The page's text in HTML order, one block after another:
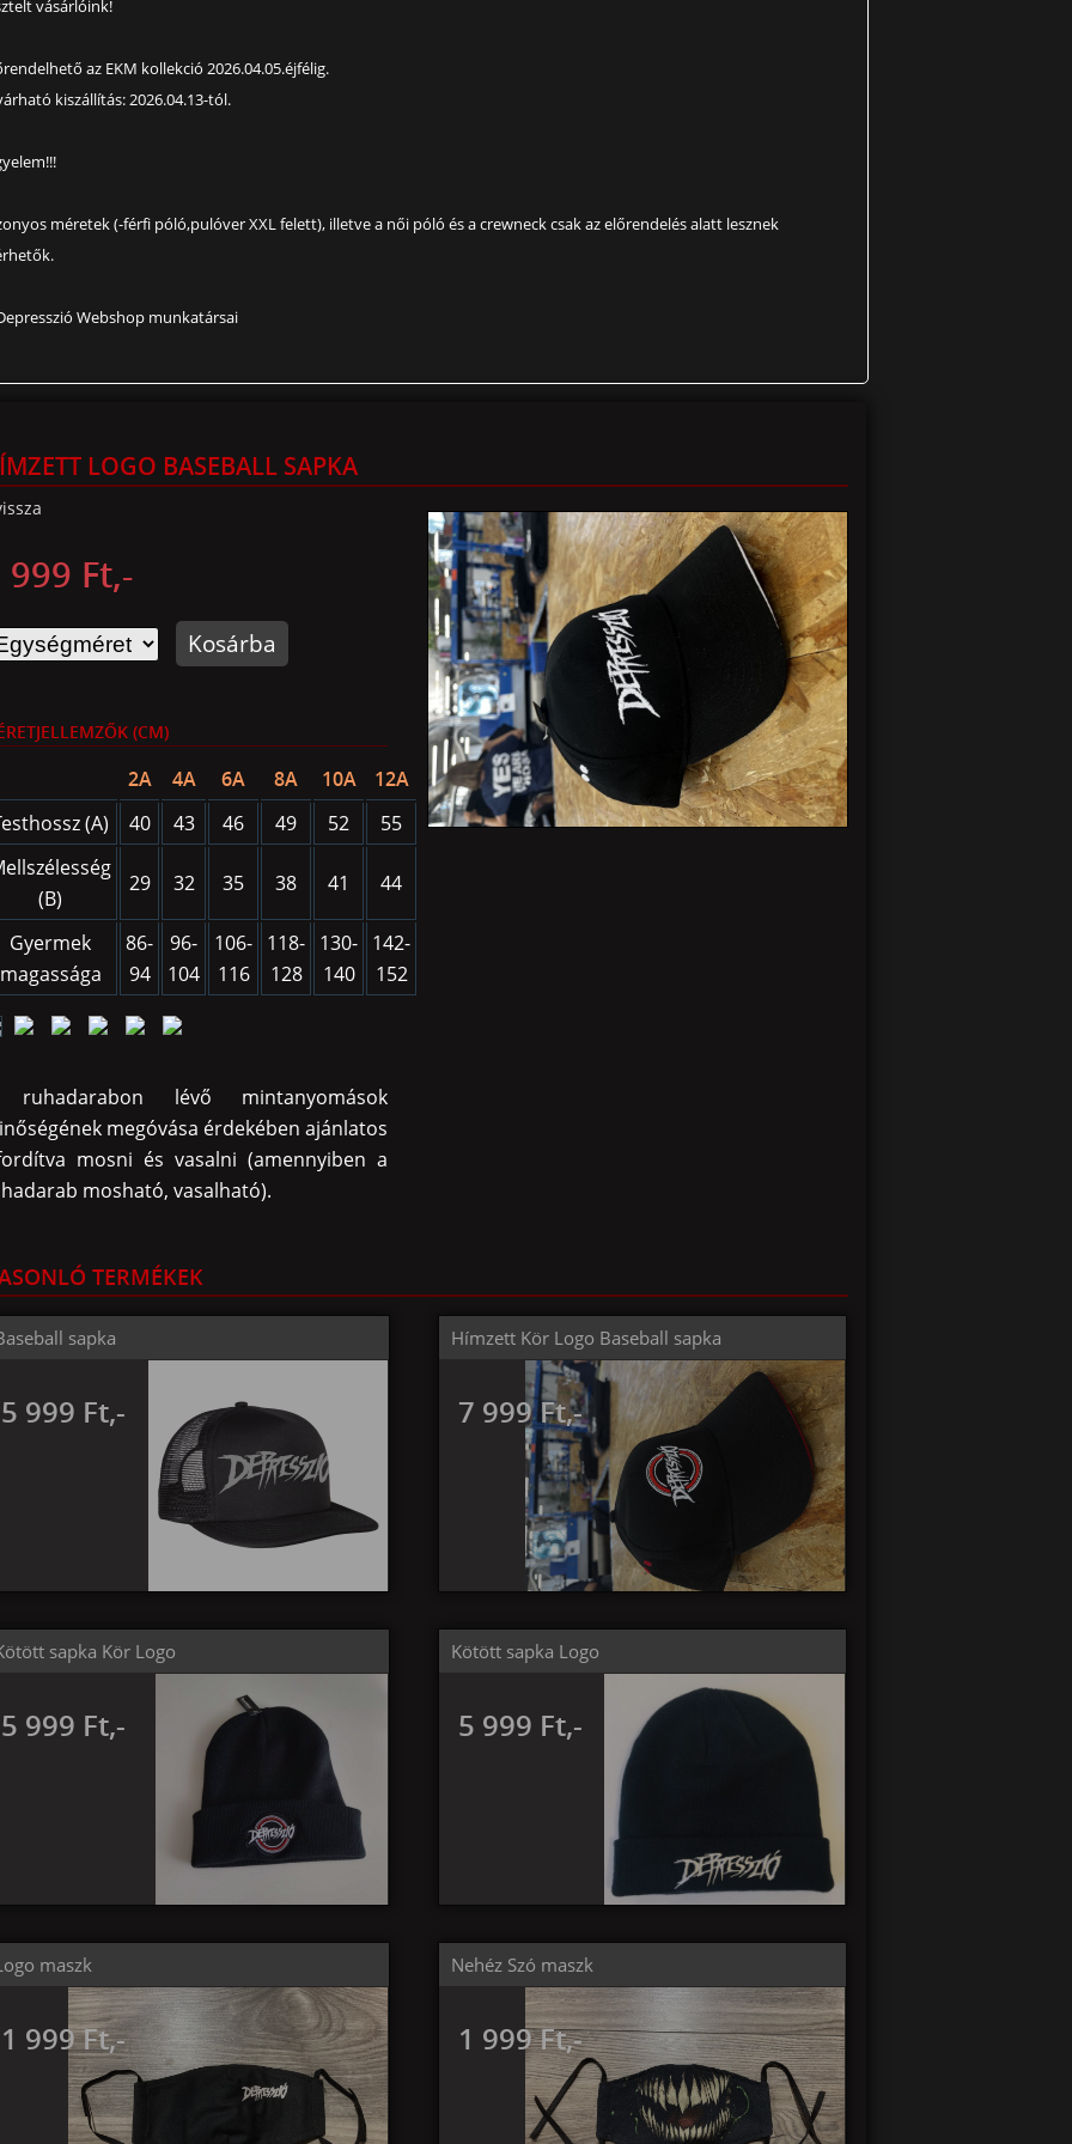
vásárlóink!
az EKM kollekció 2026.04.05.éjfélig.
kiszállítás: 2026.04.13-tól.
méretek (-férfi póló,pulóver XXL felett), illetve a női póló és a crewneck csak az előrendelés alatt lesznek
Webshop munkatársai
LOGO BASEBALL SAPKA
999 Ft,-
Kosárba
(CM)
2A 4A 6A 8A 10A
12A
(A)
40 43 46 49 52
55
(B)
29 32 35 38 41 44
Gyermek
magassága
86-
94
96-
104
106-
116
118-
128
130-
140
142-
152
ruhadarabon lévő mintanyomások
megóvása érdekében ajánlatos
mosni és vasalni (amennyiben a
mosható, vasalható).
TERMÉKEK
sapka
5 999 Ft,-
Hímzett Kör Logo Baseball sapka
7 999 Ft,-
sapka Kör Logo
5 999 Ft,-
Kötött sapka Logo
5 999 Ft,-
maszk
1 999 Ft,-
Nehéz Szó maszk
1 999 Ft,-